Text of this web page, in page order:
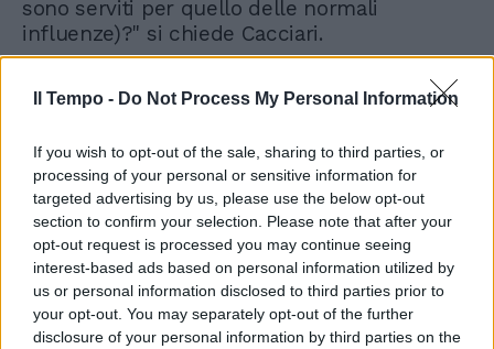
Il Tempo - Do Not Process My Personal Information
If you wish to opt-out of the sale, sharing to third parties, or
processing of your personal or sensitive information for
targeted advertising by us, please use the below opt-out
section to confirm your selection. Please note that after your
opt-out request is processed you may continue seeing
interest-based ads based on personal information utilized by
us or personal information disclosed to third parties prior to
your opt-out. You may separately opt-out of the further
disclosure of your personal information by third parties on the
sono serviti per quello delle normali
influenze)?" si chiede Cacciari.
"Ti vaccini e poi..." De Luca
azzanna Giordano, poi scatta
la rissa